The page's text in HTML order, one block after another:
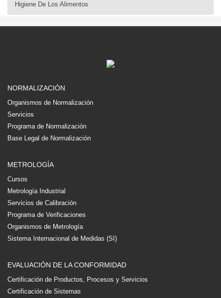
Higiene De Los Alimentos
NORMALIZACIÓN
Organismos de Normalización
Servicios
Programa de Normalización
Base Legal de Normalización
METROLOGÍA
Cursos
Metrología Industrial
Servicios de Calibración
Programa de Verificaciones
Organismos de Metrología
Sistema Internacional de Medidas (SI)
EVALUACIÓN DE LA CONFORMIDAD
Certificación de Productos, Procesos y Servicios
Certificación de Sistemas